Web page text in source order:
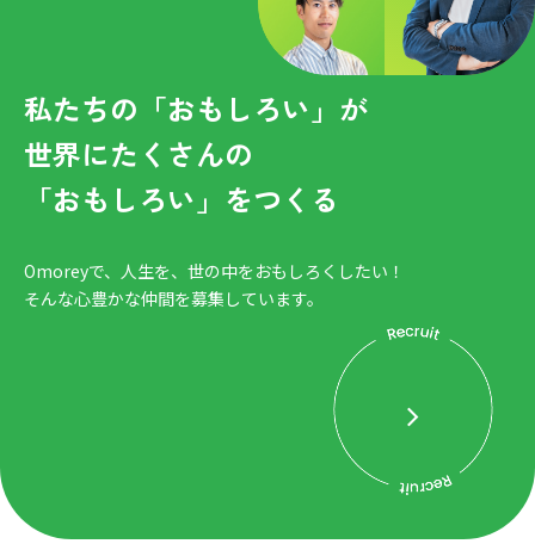
私たちの「おもしろい」が
世界にたくさんの
「おもしろい」をつくる
Omoreyで、人生を、世の中をおもしろくしたい！
そんな心豊かな仲間を募集しています。